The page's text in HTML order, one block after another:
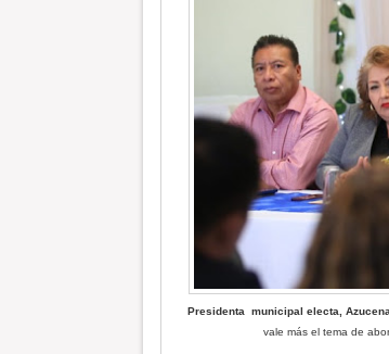
Presidenta municipal electa,
vale más el tema de